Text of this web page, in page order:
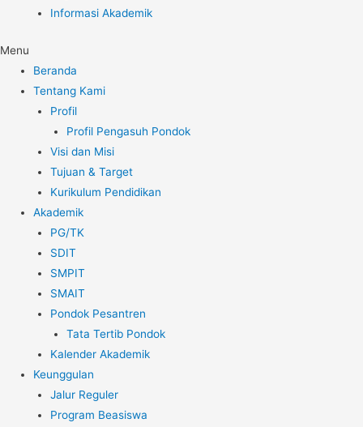
Informasi Akademik
Menu
Beranda
Tentang Kami
Profil
Profil Pengasuh Pondok
Visi dan Misi
Tujuan & Target
Kurikulum Pendidikan
Akademik
PG/TK
SDIT
SMPIT
SMAIT
Pondok Pesantren
Tata Tertib Pondok
Kalender Akademik
Keunggulan
Jalur Reguler
Program Beasiswa